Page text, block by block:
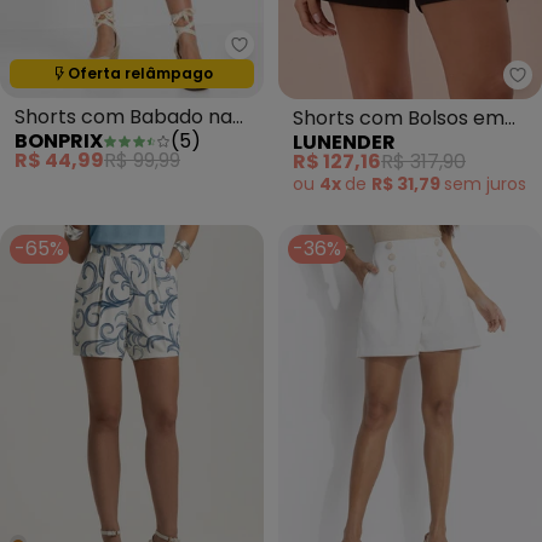
bonprix - Shorts com Babado
Oferta relâmpago
Termina em:21:28:34
Shorts com Babado na
Barra Caramelo
BONPRIX (5)
R$ 44,99R$ 99,99
Shorts com Bolsos em
Tecido de Alfaiataria
Preto
LUNENDER
R$ 127,16R$ 317,90
ou 4x de R$ 31,79 sem juros
-65% -36%